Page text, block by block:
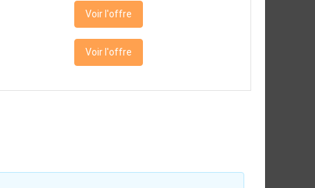
Voir l'offre
Voir l'offre